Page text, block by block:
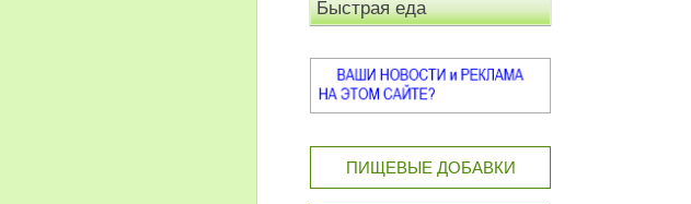
Быстрая еда
ПИЩЕВЫЕ ДОБАВКИ